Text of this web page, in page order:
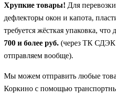
Хрупкие товары! Для
дефлекторы окон и капота,
требуется жёсткая упаковка, что
700 и более руб. (через ТК СДЭК
отправляем вообще).
Мы можем отправить любые
Коркино с помощью